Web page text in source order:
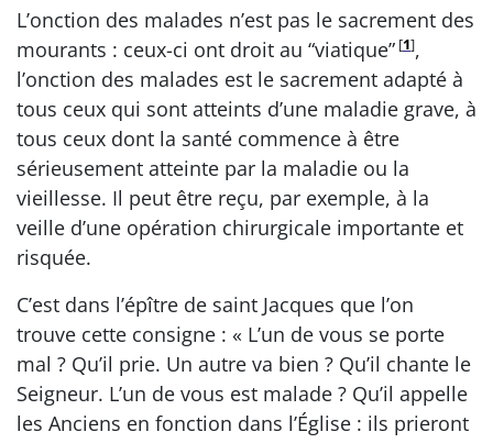
L’onction des malades n’est pas le sacrement des
mourants : ceux-ci ont droit au “viatique” [1],
l’onction des malades est le sacrement adapté à
tous ceux qui sont atteints d’une maladie grave, à
tous ceux dont la santé commence à être
sérieusement atteinte par la maladie ou la
vieillesse. Il peut être reçu, par exemple, à la
veille d’une opération chirurgicale importante et
risquée.
C’est dans l’épître de saint Jacques que l’on
trouve cette consigne : « L’un de vous se porte
mal ? Qu’il prie. Un autre va bien ? Qu’il chante le
Seigneur. L’un de vous est malade ? Qu’il appelle
les Anciens en fonction dans l’Église : ils prieront